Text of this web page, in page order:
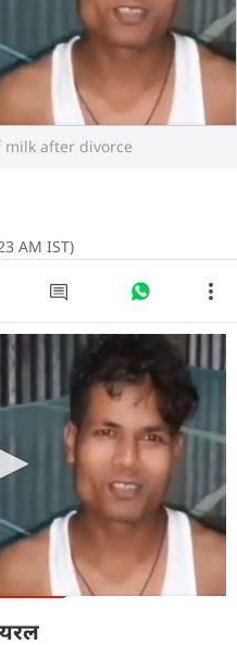
after divorce
AM IST)
के सबसे खुशी भरे मौके
से नहाकर मनाया.
परेशान था, जब उसे
माणिक अली नामक
से अलग होने के बाद खुश
दो बार भाग चुकी थी.